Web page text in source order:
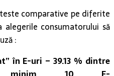
comparative pe diferite
alegerile consumatorului să
:
în E-uri – 39.13 % dintre